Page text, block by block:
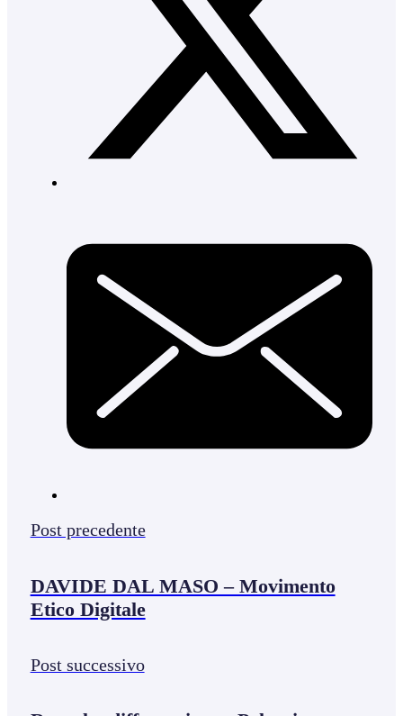
Post precedente
DAVIDE DAL MASO – Movimento
Etico Digitale
Post successivo